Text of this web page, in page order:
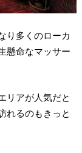
り多くのローカ
懸命なマッサー
リアが人気だと
れるのもきっと